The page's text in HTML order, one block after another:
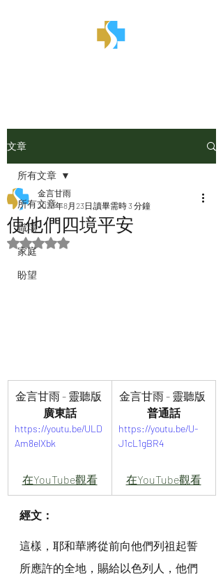
文章
所有文章
職場
家庭
盼望
所有文章
使他們四境平安
金言甘雨
2023年8月23日 讀畢需時 3 分鐘
評等為 NaN（最高為 5 顆星）。
金言甘雨 - 靈聽版
廣東話
https://youtu.be/ULD
Am8elXbk
在YouTube觀看
金言甘雨 - 靈聽版
普通話
https://youtu.be/U-
J1cL1gBR4
在YouTube觀看
經文：
這樣，耶和華將從前向他們列祖起誓
所應許的全地，賜給以色列人，他們